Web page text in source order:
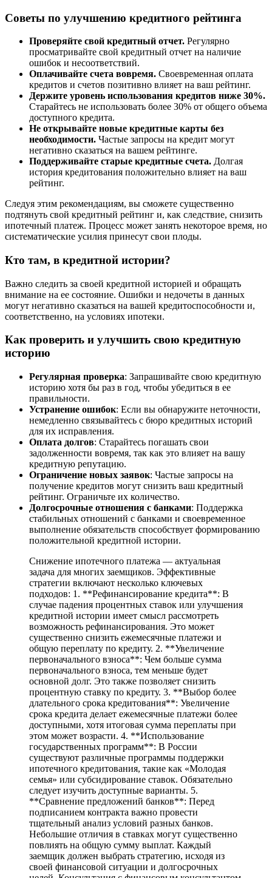
Советы по улучшению кредитного рейтинга
Проверяйте свой кредитный отчет. Регулярно
просматривайте свой кредитный отчет на наличие
ошибок и несоответствий.
Оплачивайте счета вовремя. Своевременная оплата
кредитов и счетов позитивно влияет на ваш рейтинг.
Держите уровень использования кредитов ниже 30%.
Старайтесь не использовать более 30% от общего объема
доступного кредита.
Не открывайте новые кредитные карты без
необходимости. Частые запросы на кредит могут
негативно сказаться на вашем рейтинге.
Поддерживайте старые кредитные счета. Долгая
история кредитования положительно влияет на ваш
рейтинг.
Следуя этим рекомендациям, вы сможете существенно
подтянуть свой кредитный рейтинг и, как следствие, снизить
ипотечный платеж. Процесс может занять некоторое время, но
систематические усилия принесут свои плоды.
Кто там, в кредитной истории?
Важно следить за своей кредитной историей и обращать
внимание на ее состояние. Ошибки и недочеты в данных
могут негативно сказаться на вашей кредитоспособности и,
соответственно, на условиях ипотеки.
Как проверить и улучшить свою кредитную
историю
Регулярная проверка: Запрашивайте свою кредитную
историю хотя бы раз в год, чтобы убедиться в ее
правильности.
Устранение ошибок: Если вы обнаружите неточности,
немедленно связывайтесь с бюро кредитных историй
для их исправления.
Оплата долгов: Старайтесь погашать свои
задолженности вовремя, так как это влияет на вашу
кредитную репутацию.
Ограничение новых заявок: Частые запросы на
получение кредитов могут снизить ваш кредитный
рейтинг. Ограничьте их количество.
Долгосрочные отношения с банками: Поддержка
стабильных отношений с банками и своевременное
выполнение обязательств способствует формированию
положительной кредитной истории.
Снижение ипотечного платежа — актуальная
задача для многих заемщиков. Эффективные
стратегии включают несколько ключевых
подходов: 1. **Рефинансирование кредита**: В
случае падения процентных ставок или улучшения
кредитной истории имеет смысл рассмотреть
возможность рефинансирования. Это может
существенно снизить ежемесячные платежи и
общую переплату по кредиту. 2. **Увеличение
первоначального взноса**: Чем больше сумма
первоначального взноса, тем меньше будет
основной долг. Это также позволяет снизить
процентную ставку по кредиту. 3. **Выбор более
длательного срока кредитования**: Увеличение
срока кредита делает ежемесячные платежи более
доступными, хотя итоговая сумма переплаты при
этом может возрасти. 4. **Использование
государственных программ**: В России
существуют различные программы поддержки
ипотечного кредитования, такие как «Молодая
семья» или субсидирование ставок. Обязательно
следует изучить доступные варианты. 5.
**Сравнение предложений банков**: Перед
подписанием контракта важно провести
тщательный анализ условий разных банков.
Небольшие отличия в ставках могут существенно
повлиять на общую сумму выплат. Каждый
заемщик должен выбрать стратегию, исходя из
своей финансовой ситуации и долгосрочных